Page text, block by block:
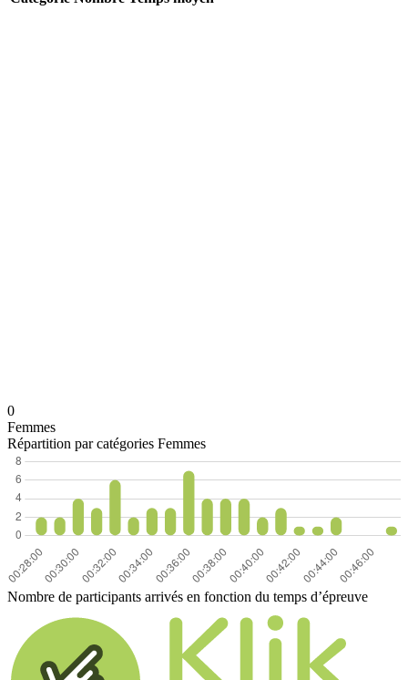
0
Femmes
Répartition par catégories Femmes
Nombre de participants arrivés en fonction du temps d’épreuve